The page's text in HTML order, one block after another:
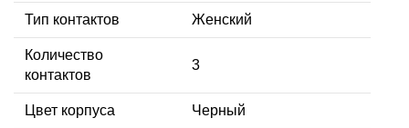
Тип контактов Женский
Количество
контактов
3
Цвет корпуса Черный